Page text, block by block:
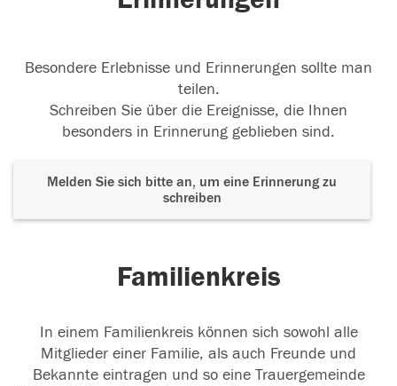
Besondere Erlebnisse und Erinnerungen sollte man
teilen.
Schreiben Sie über die Ereignisse, die Ihnen
besonders in Erinnerung geblieben sind.
Melden Sie sich bitte an, um eine Erinnerung zu
schreiben
Familienkreis
In einem Familienkreis können sich sowohl alle
Mitglieder einer Familie, als auch Freunde und
Bekannte eintragen und so eine Trauergemeinde